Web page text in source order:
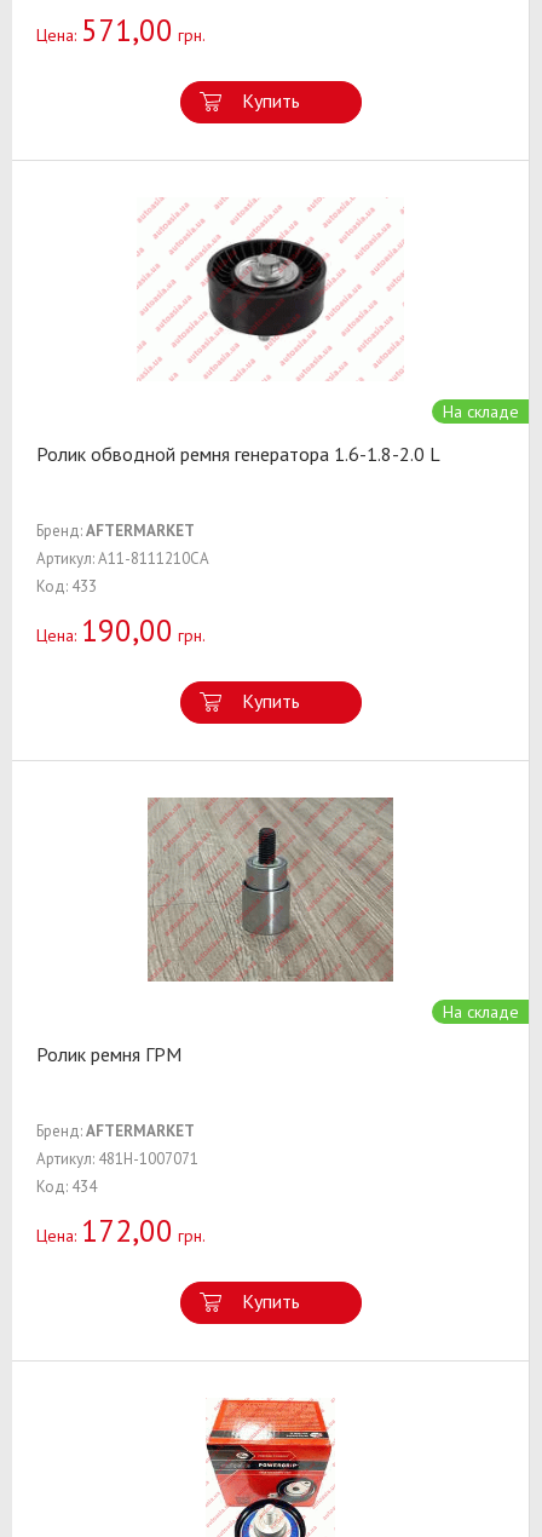
Цена: 571,00 грн.
Купить
На складе
Ролик обводной ремня генератора 1.6-1.8-2.0 L
Бренд:AFTERMARKET
Артикул: A11-8111210CA
Код: 433
Цена: 190,00 грн.
Купить
На складе
Ролик ремня ГРМ
Бренд:AFTERMARKET
Артикул: 481H-1007071
Код: 434
Цена: 172,00 грн.
Купить